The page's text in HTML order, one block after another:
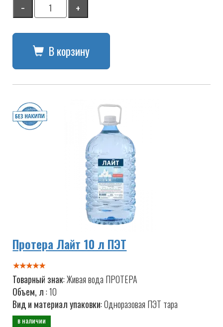
− +
В корзину
Протера Лайт 10 л ПЭТ
Товарный знак: Живая вода ПРОТЕРА
Объем, л: 10
Вид и материал упаковки: Одноразовая ПЭТ тара
в наличии